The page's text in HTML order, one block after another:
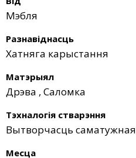
Мэбля
Разнавіднасць
Хатняга карыстання
Матэрыял
Дрэва , Саломка
Тэхналогія стварэння
Вытворчасць саматужная
Месца